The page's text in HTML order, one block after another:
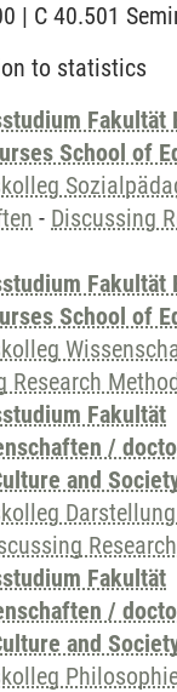
| C 40.501
to statistics
Fakultät
School of
- Discussing
Fakultät
School of
Research
Fakultät
/
and
Fakultät
/
and